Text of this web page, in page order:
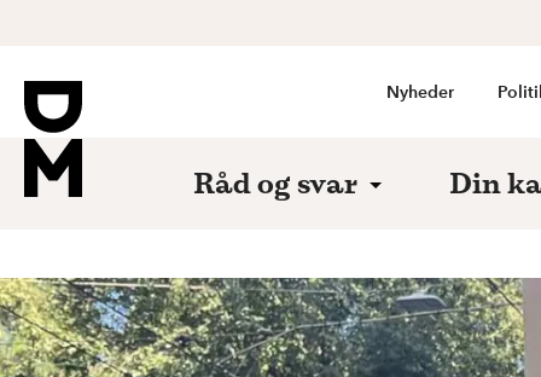
Nyheder
Råd og svar Din